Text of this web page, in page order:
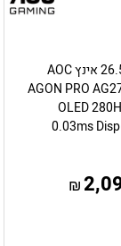
מסך גיימינג 26.5 אינץ AOC
AGON PRO
OLED
0.03ms
₪